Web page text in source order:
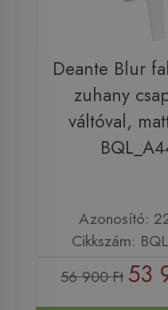
Deante Blur
zuhany
váltóval,
Azonosító:
Cikkszám:
56 900 Ft 53